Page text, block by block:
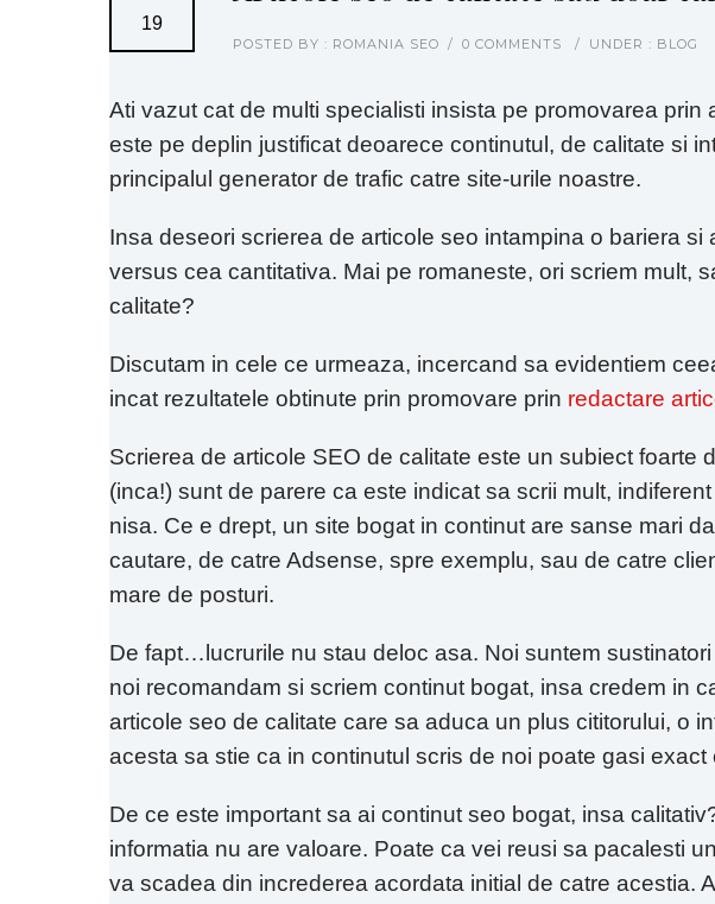
19
POSTED BY : ROMANIA SEO / 0 COMMENTS / UNDER : BLOG
Ati vazut cat de multi specialisti insista pe promovarea prin
este pe deplin justificat deoarece continutul, de calitate si
principalul generator de trafic catre site-urile noastre.
Insa deseori scrierea de articole seo intampina o bariera si
versus cea cantitativa. Mai pe romaneste, ori scriem mult,
calitate?
Discutam in cele ce urmeaza, incercand sa evidentiem
incat rezultatele obtinute prin promovare prin redactare
Scrierea de articole SEO de calitate este un subiect foarte
(inca!) sunt de parere ca este indicat sa scrii mult,
nisa. Ce e drept, un site bogat in continut are sanse mari
cautare, de catre Adsense, spre exemplu, sau de catre
mare de posturi.
De fapt…lucrurile nu stau deloc asa. Noi suntem sustinatori
noi recomandam si scriem continut bogat, insa credem in
articole seo de calitate care sa aduca un plus cititorului, o
acesta sa stie ca in continutul scris de noi poate gasi
De ce este important sa ai continut seo bogat, insa
informatia nu are valoare. Poate ca vei reusi sa pacalesti
va scadea din increderea acordata initial de catre acestia.